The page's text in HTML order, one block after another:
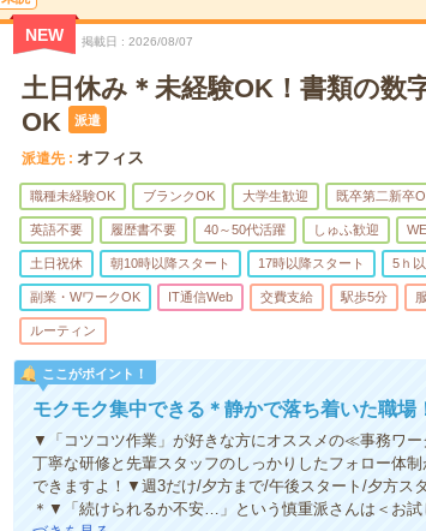
NEW 掲載日 2026/08/07
土日休み＊未経験OK！書類の数
OK
派遣
派遣先 オフィス
職種未経験OK ブランクOK 大学生歓迎 既卒第二新卒
英語不要 履歴書不要 40～50代活躍 しゅふ歓迎
土日祝休 朝10時以降スタート 17時以降スタート 5ｈ
副業・WワークOK IT通信Web 交費支給 駅歩5分
ルーティン
ここがポイント！
モクモク集中できる＊静かで落ち着いた職
▼「コツコツ作業」が好きな方にオススメの≪事務ワ
丁寧な研修と先輩スタッフのしっかりしたフォロー体
できますよ！▼週3だけ/夕方まで/午後スタート/夕方ス
＊▼「続けられるか不安…」という慎重派さんは＜お